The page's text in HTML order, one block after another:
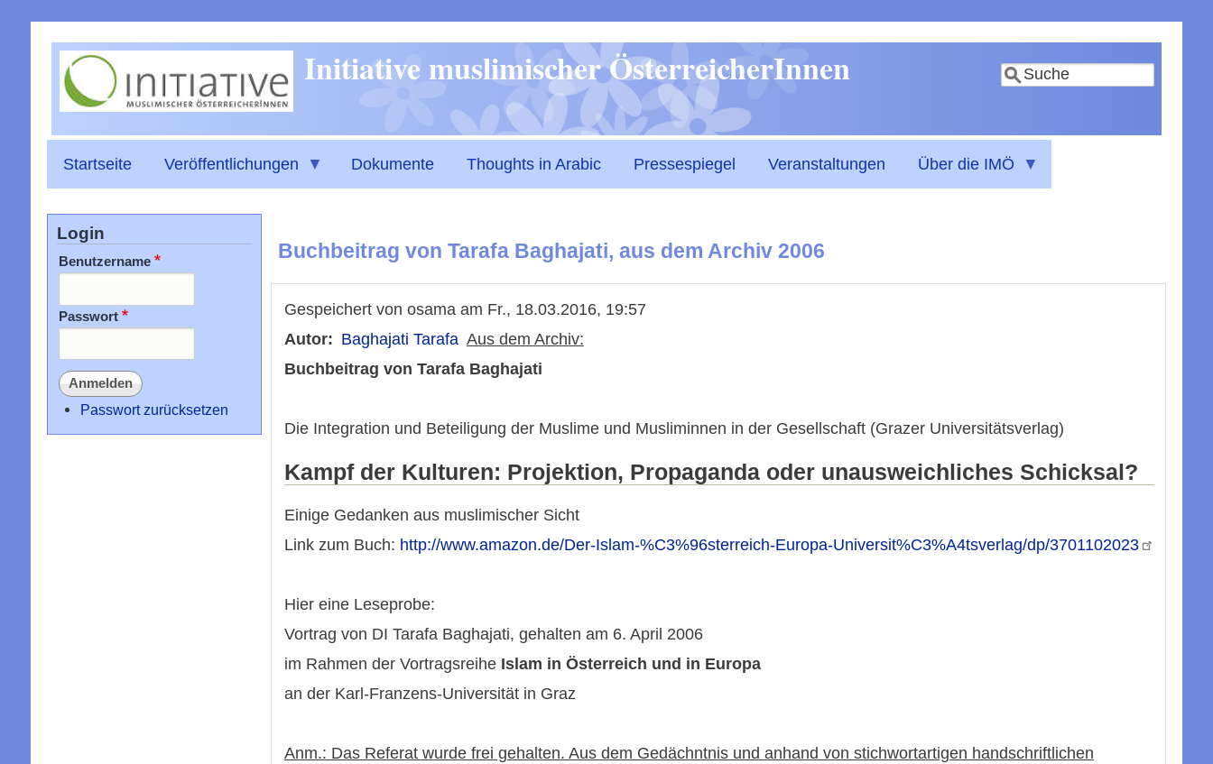
zum
Inhalt
Suche
Initiative muslimischer ÖsterreicherInnen
Startseite Veröffentlichungen Dokumente Thoughts in Arabic Pressespiegel Veranstaltungen Über die IMÖ
Buchbeitrag von Tarafa Baghajati, aus dem Archiv 2006
Gespeichert von osama am Fr., 18.03.2016, 19:57
Autor
Baghajati Tarafa Aus dem Archiv:
Buchbeitrag von Tarafa Baghajati
Die Integration und Beteiligung der Muslime und Musliminnen in der Gesellschaft (Grazer Universitätsverlag)
Kampf der Kulturen: Projektion, Propaganda oder unausweichliches Schicksal?
Einige Gedanken aus muslimischer Sicht
Link zum Buch: http://www.amazon.de/Der-Islam-%C3%96sterreich-Europa-Universit%C3%A4tsverlag/dp/3701102023
Hier eine Leseprobe:
Vortrag von DI Tarafa Baghajati, gehalten am 6. April 2006
im Rahmen der Vortragsreihe Islam in Österreich und in Europa
an der Karl-Franzens-Universität in Graz
Anm.: Das Referat wurde frei gehalten. Aus dem Gedächntnis und anhand von stichwortartigen handschriftlichen
Login
Benutzername
Passwort
Passwort zurücksetzen